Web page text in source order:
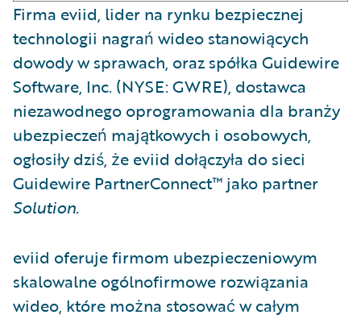
Firma eviid, lider na rynku bezpiecznej
technologii nagrań wideo stanowiących
dowody w sprawach, oraz spółka Guidewire
Software, Inc. (NYSE: GWRE), dostawca
niezawodnego oprogramowania dla branży
ubezpieczeń majątkowych i osobowych,
ogłosiły dziś, że eviid dołączyła do sieci
Guidewire PartnerConnect™ jako partner
Solution.
eviid oferuje firmom ubezpieczeniowym
skalowalne ogólnofirmowe rozwiązania
wideo, które można stosować w całym